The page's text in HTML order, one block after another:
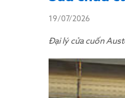
19/07/2026
Đại lý cửa cuốn